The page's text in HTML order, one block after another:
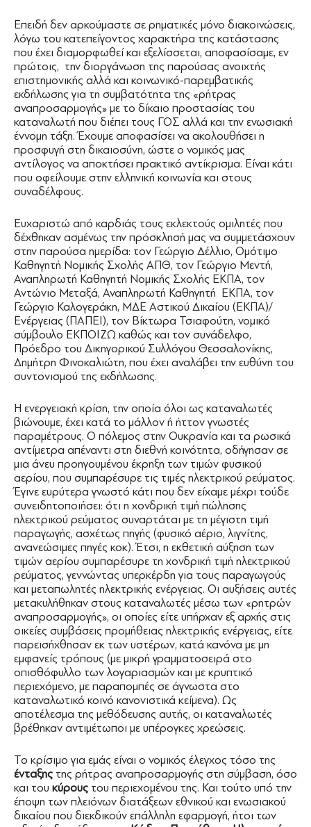
Επειδή δεν αρκούμαστε σε ρηματικές μόνο διακοινώσεις,
λόγω του κατεπείγοντος χαρακτήρα της κατάστασης
που έχει διαμορφωθεί και εξελίσσεται, αποφασίσαμε, εν
πρώτοις, την διοργάνωση της παρούσας ανοιχτής
επιστημονικής αλλά και κοινωνικό-παρεμβατικής
εκδήλωσης για τη συμβατότητα της «ρήτρας
αναπροσαρμογής» με το δίκαιο προστασίας του
καταναλωτή που διέπει τους ΓΟΣ αλλά και την ενωσιακή
έννομη τάξη. Έχουμε αποφασίσει να ακολουθήσει η
προσφυγή στη δικαιοσύνη, ώστε ο νομικός μας
αντίλογος να αποκτήσει πρακτικό αντίκρισμα. Είναι κάτι
που οφείλουμε στην ελληνική κοινωνία και στους
συναδέλφους.
Ευχαριστώ από καρδιάς τους εκλεκτούς ομιλητές που
δέχθηκαν ασμένως την πρόσκλησή μας να συμμετάσχουν
στην παρούσα ημερίδα: τον Γεώργιο Δέλλιο, Ομότιμο
Καθηγητή Νομικής Σχολής ΑΠΘ, τον Γεώργιο Μεντή,
Αναπληρωτή Καθηγητή Νομικής Σχολής ΕΚΠΑ, τον
Αντώνιο Μεταξά, Αναπληρωτή Καθηγητή ΕΚΠΑ, τον
Γεώργιο Καλογεράκη, ΜΔΕ Αστικού Δικαίου (ΕΚΠΑ)/
Ενέργειας (ΠΑΠΕΙ), τον Βίκτωρα Τσιαφούτη, νομικό
σύμβουλο ΕΚΠΟΙΖΩ καθώς και τον συνάδελφο,
Πρόεδρο του Δικηγορικού Συλλόγου Θεσσαλονίκης,
Δημήτρη Φινοκαλιώτη, που έχει αναλάβει την ευθύνη του
συντονισμού της εκδήλωσης.
Η ενεργειακή κρίση, την οποία όλοι ως καταναλωτές
βιώνουμε, έχει κατά το μάλλον ή ήττον γνωστές
παραμέτρους. Ο πόλεμος στην Ουκρανία και τα ρωσικά
αντίμετρα απέναντι στη διεθνή κοινότητα, οδήγησαν σε
μια άνευ προηγουμένου έκρηξη των τιμών φυσικού
αερίου, που συμπαρέσυρε τις τιμές ηλεκτρικού ρεύματος.
Έγινε ευρύτερα γνωστό κάτι που δεν είχαμε μέχρι τούδε
συνειδητοποιήσει: ότι η χονδρική τιμή πώλησης
ηλεκτρικού ρεύματος συναρτάται με τη μέγιστη τιμή
παραγωγής, ασχέτως πηγής (φυσικό αέριο, λιγνίτης,
ανανεώσιμες πηγές κοκ). Έτσι, η εκθετική αύξηση των
τιμών αερίου συμπαρέσυρε τη χονδρική τιμή ηλεκτρικού
ρεύματος, γεννώντας υπερκέρδη για τους παραγωγούς
και μεταπωλητές ηλεκτρικής ενέργειας. Οι αυξήσεις αυτές
μετακυλήθηκαν στους καταναλωτές μέσω των «ρητρών
αναπροσαρμογής», οι οποίες είτε υπήρχαν εξ αρχής στις
οικείες συμβάσεις προμήθειας ηλεκτρικής ενέργειας, είτε
παρεισήχθησαν εκ των υστέρων, κατά κανόνα με μη
εμφανείς τρόπους (με μικρή γραμματοσειρά στο
οπισθόφυλλο των λογαριασμών και με κρυπτικό
περιεχόμενο, με παραπομπές σε άγνωστα στο
καταναλωτικό κοινό κανονιστικά κείμενα). Ως
αποτέλεσμα της μεθόδευσης αυτής, οι καταναλωτές
βρέθηκαν αντιμέτωποι με υπέρογκες χρεώσεις.
Το κρίσιμο για εμάς είναι ο νομικός έλεγχος τόσο της
ένταξης της ρήτρας αναπροσαρμογής στη σύμβαση, όσο
και του κύρους του περιεχομένου της. Και τούτο υπό την
έποψη των πλειόνων διατάξεων εθνικού και ενωσιακού
δικαίου που διεκδικούν επάλληλη εφαρμογή, ήτοι των